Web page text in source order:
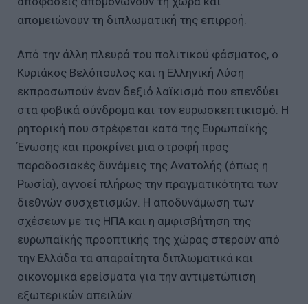
απομειώνουν τη διπλωματική της επιρροή.
Από την άλλη πλευρά του πολιτικού φάσματος, ο
Κυριάκος Βελόπουλος και η Ελληνική Λύση
εκπροσωπούν έναν δεξιό λαϊκισμό που επενδύει
στα φοβικά σύνδρομα και τον ευρωσκεπτικισμό. Η
ρητορική που στρέφεται κατά της Ευρωπαϊκής
Ένωσης και προκρίνει μια στροφή προς
παραδοσιακές δυνάμεις της Ανατολής (όπως η
Ρωσία), αγνοεί πλήρως την πραγματικότητα των
διεθνών συσχετισμών. Η αποδυνάμωση των
σχέσεων με τις ΗΠΑ και η αμφισβήτηση της
ευρωπαϊκής προοπτικής της χώρας στερούν από
την Ελλάδα τα απαραίτητα διπλωματικά και
οικονομικά ερείσματα για την αντιμετώπιση
εξωτερικών απειλών.